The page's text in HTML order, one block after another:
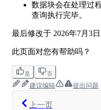
数据块会在处理过
查询执行完毕。
最后修改于 2026年7月3日
此页面对您有帮助吗？
是 否
建议编辑 提出问题
上一页